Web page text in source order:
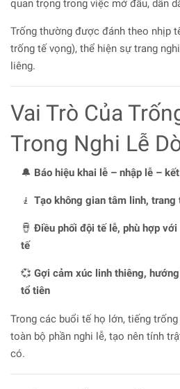
quan trọng trong việc mở đầu, dẫn
Trống thường được đánh theo nhịp
trống tế vọng), thể hiện sự trang
liêng.
Vai Trò Của
Trong Nghi Lễ
🔔 Báo hiệu khai lễ – nhập lễ –
🧎 Tạo không gian tâm linh, trang
🪘Điều phối đội tế lễ, phù hợp
tế
💞 Gợi cảm xúc linh thiêng,
tổ tiên
Trong các buổi tế họ lớn, tiếng
toàn bộ phần nghi lễ, tạo nên tính
có.